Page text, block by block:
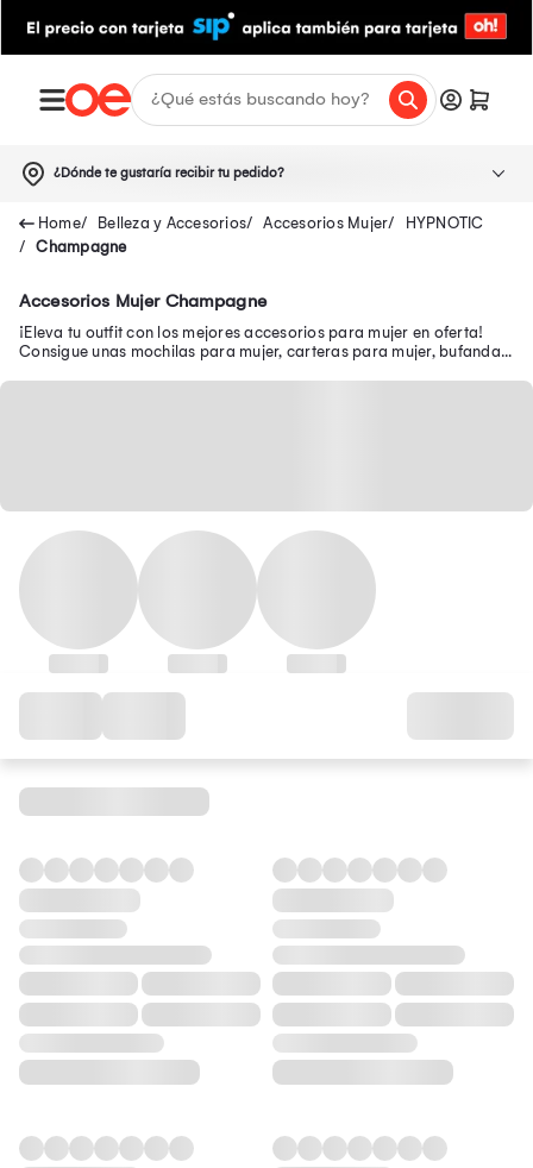
¿Dónde te gustaría recibir tu pedido?
Belleza y Accesorios Accesorios Mujer
HYPNOTIC
Champagne
Accesorios Mujer Champagne
¡Eleva tu outfit con los mejores accesorios para mujer en oferta!
Consigue unas mochilas para mujer, carteras para mujer, bufandas